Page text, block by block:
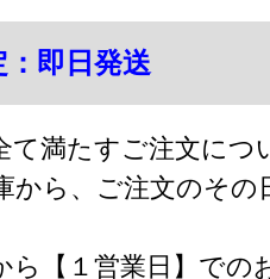
即日発送
満たすご注文につ
から、ご注文のそ
ら【１営業日】での